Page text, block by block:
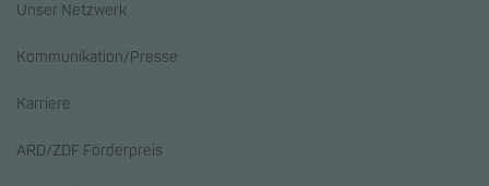
Unser Netzwerk
Kommunikation/Presse
Karriere
ARD/ZDF Förderpreis